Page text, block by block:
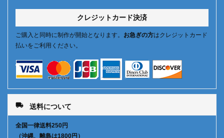
クレジットカード決済
ご購入と同時に制作が開始となります。 お急ぎの方はクレジットカード
払いをご利用ください。
local_shipping 送料について
全国一律送料250円
（沖縄、離島は1800円）